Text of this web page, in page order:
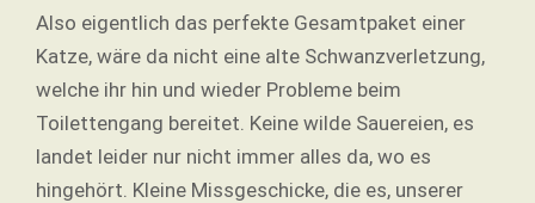
Also eigentlich das perfekte Gesamtpaket einer
Katze, wäre da nicht eine alte Schwanzverletzung,
welche ihr hin und wieder Probleme beim
Toilettengang bereitet. Keine wilde Sauereien, es
landet leider nur nicht immer alles da, wo es
hingehört. Kleine Missgeschicke, die es, unserer